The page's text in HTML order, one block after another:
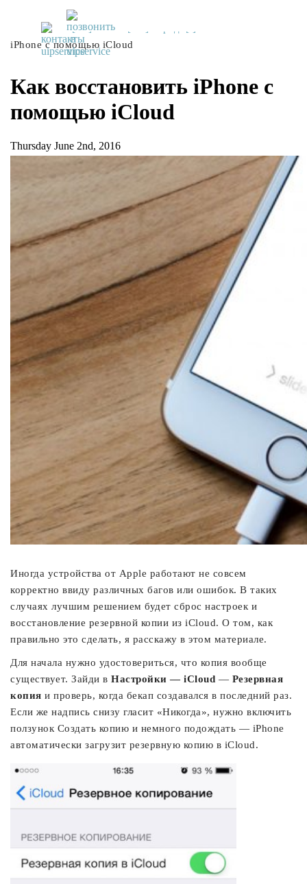
UiPservice »[:ru]Советы[:ua]Поради[:]
iPhone с помощью iCloud
Как восстановить iPhone с
помощью iCloud
Thursday June 2nd, 2016
Иногда устройства от Apple работают не совсем
корректно ввиду различных багов или ошибок. В таких
случаях лучшим решением будет сброс настроек и
восстановление резервной копии из iCloud. О том, как
правильно это сделать, я расскажу в этом материале.
Для начала нужно удостовериться, что копия вообще
существует. Зайди в Настройки — iCloud — Резервная
копия и проверь, когда бекап создавался в последний раз.
Если же надпись снизу гласит «Никогда», нужно включить
ползунок Создать копию и немного подождать — iPhone
автоматически загрузит резервную копию в iCloud.